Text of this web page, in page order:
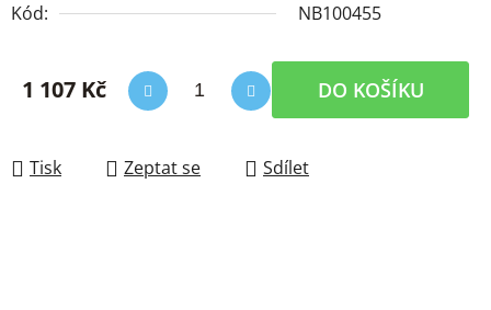
Kód:
NB100455
1 107 Kč DO KOŠÍKU
Tisk Zeptat se Sdílet